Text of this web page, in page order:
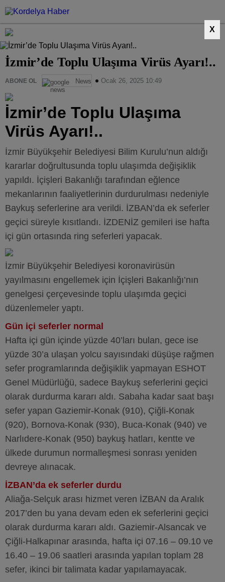
X
İzmir’de Toplu Ulaşıma Virüs Ayarı!..
ABONE OL News Ocak 26, 2025 10:49
İzmir’de Toplu Ulaşıma
Virüs Ayarı!..
İzmir Büyükşehir Belediyesi Bilim Kurulu’nun aldığı
kararlar doğrultusunda toplu ulaşımda değişiklik
yapıldı. İçişleri Bakanlığı tarafından eğlence
mekanlarının faaliyetlerinin durdurulması nedeniyle
Baykuş seferlerine ara verildi. İZBAN’da ek seferler
geçici süreyle kısıtlandı. İZDENİZ gemileri ise hafta
içi gün ortasında ring seferleri yapacak.
İzmir Büyükşehir Belediyesi koronavirüsün
yayılmasını engellemek için İçişleri Bakanlığı’nın
genelgesi çerçevesinde toplu ulaşımda geçici
düzenlemeler yaptı.
Gün içi seferler normal
Hafta içi gün içinde yüzde 40’ları bulan, gece ise
yüzde 30’a ulaşan yolcu sayısındaki düşüşe rağmen
sefer programlarında değişiklik yapmayan ESHOT
Genel Müdürlüğü, sadece Baykuş seferlerini geçici
olarak durdurma kararı aldı. Sabaha kadar saat başı
sefer yapan Gaziemir-Konak (910), Çiğli-Konak
(920), Bornova-Konak (930), Buca-Konak (940) ve
Narlıdere-Konak (950) baykuş hatları, kentte ve
ülkede durumun normalleşmesi sonrası yeniden
devreye alınacak.
İZBAN’da ek seferler durdu
Aliağa-Selçuk arası hizmet veren İZBAN da Aralık
2017’den bu yana devam eden ek seferlerini geçici
olarak durdurma kararı aldı. Gaziemir-Alsancak ve
Çiğli-Halkapınar arasında, hafta içi 07.16 – 09.10 ve
16.40 – 19.06 saatleri arasında yapılan toplam 28
sefer, ikinci bir talimata kadar yapılamayacak.